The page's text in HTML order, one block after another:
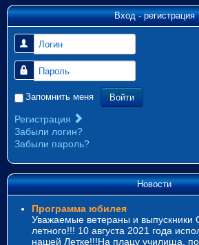
Вход - регистрация
Логин
Пароль
Запомнить меня Войти
Регистрация
Забыли логин?
Забыли пароль?
Новости
Программа юбилея
Уважаемые ветераны и выпускники
летного!!! 10 августа 2021 года
нашей Летке!!!На плацу училища,